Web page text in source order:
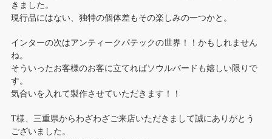
きました。
現行品にはない、独特の個体差もその楽しみの一つかと。
インターの次はアンティークパテックの世界！！かもしれません
ね。
そういったお客様のお客に立てればソウルバードも嬉しい限りで
す。
気合いを入れて製作させていただきます！！
T様、三重県からわざわざご来店いただきまして誠にありがとう
ございました。